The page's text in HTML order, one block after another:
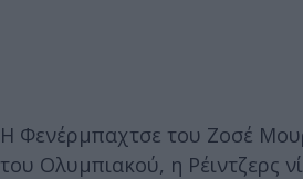
Η Φενέρμπαχτσε του Ζοσέ
του Ολυμπιακού, η Ρέιντζερς